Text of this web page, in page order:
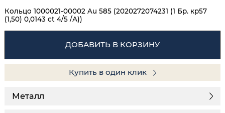
Кольцо 1000021-00002 Au 585 (2020272074231 (1 Бр. кр57
(1,50) 0,0143 ct 4/5 /А))
ДОБАВИТЬ В КОРЗИНУ
Купить в один клик
Металл